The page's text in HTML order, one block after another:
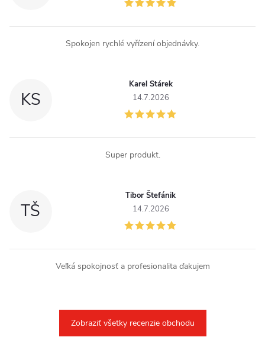
Spokojen rychlé vyřízení objednávky.
KS
Karel Stárek
14.7.2026
Super produkt.
TŠ
Tibor Štefánik
14.7.2026
Veľká spokojnosť a profesionalita ďakujem
Zobraziť všetky recenzie obchodu